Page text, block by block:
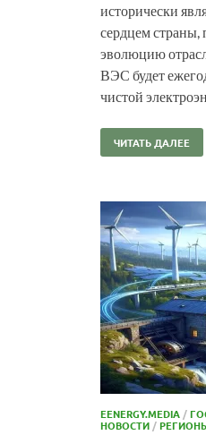
исторически
сердцем страны,
эволюцию
ВЭС будет
чистой
ЧИТАТЬ ДАЛЕЕ
EENERGY.MEDIA /
НОВОСТИ /